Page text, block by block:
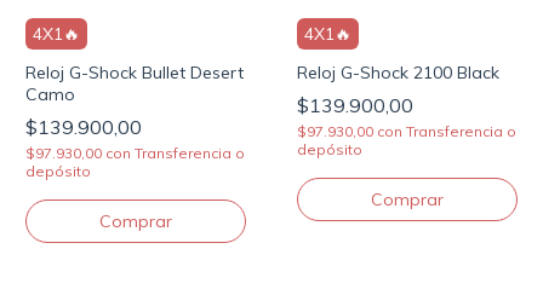
4X1🔥
Reloj G-Shock Bullet Desert
Camo
$139.900,00
$97.930,00 con Transferencia o
depósito
4X1🔥
Reloj G-Shock 2100 Black
$139.900,00
$97.930,00 con Transferencia o
depósito